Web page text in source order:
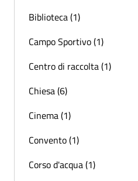
Biblioteca (1)
Campo Sportivo (1)
Centro di raccolta (1)
Chiesa (6)
Cinema (1)
Convento (1)
Corso d'acqua (1)